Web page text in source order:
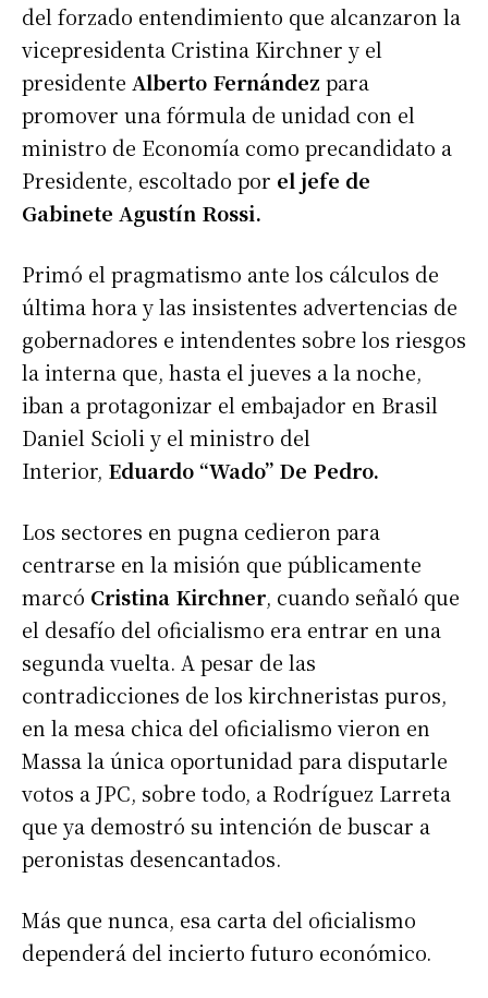
del forzado entendimiento que alcanzaron la
vicepresidenta Cristina Kirchner y el
presidente Alberto Fernández para
promover una fórmula de unidad con el
ministro de Economía como precandidato a
Presidente, escoltado por el jefe de
Gabinete Agustín Rossi.
Primó el pragmatismo ante los cálculos de
última hora y las insistentes advertencias de
gobernadores e intendentes sobre los riesgos
la interna que, hasta el jueves a la noche,
iban a protagonizar el embajador en Brasil
Daniel Scioli y el ministro del
Interior, Eduardo “Wado” De Pedro.
Los sectores en pugna cedieron para
centrarse en la misión que públicamente
marcó Cristina Kirchner, cuando señaló que
el desafío del oficialismo era entrar en una
segunda vuelta. A pesar de las
contradicciones de los kirchneristas puros,
en la mesa chica del oficialismo vieron en
Massa la única oportunidad para disputarle
votos a JPC, sobre todo, a Rodríguez Larreta
que ya demostró su intención de buscar a
peronistas desencantados.
Más que nunca, esa carta del oficialismo
dependerá del incierto futuro económico.